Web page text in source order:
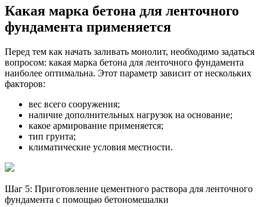
Какая марка бетона для ленточного
фундамента применяется
Перед тем как начать заливать монолит, необходимо задаться
вопросом: какая марка бетона для ленточного фундамента
наиболее оптимальна. Этот параметр зависит от нескольких
факторов:
вес всего сооружения;
наличие дополнительных нагрузок на основание;
какое армирование применяется;
тип грунта;
климатические условия местности.
Шаг 5: Приготовление цементного раствора для ленточного
фундамента с помощью бетономешалки